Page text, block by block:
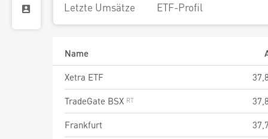
Letzte Umsätze ETF-Profil
Name
Xetra ETF
TradeGate BSX
Frankfurt